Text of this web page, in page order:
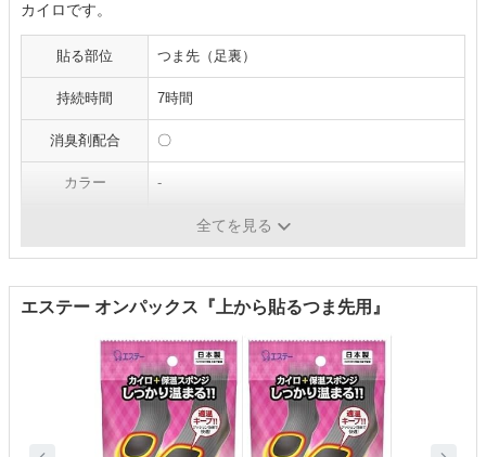
カイロです。
貼る部位 つま先（足裏）
持続時間 7時間
消臭剤配合 〇
カラー -
15足（30枚）
全てを見る
エステー オンパックス『上から貼るつま先用』